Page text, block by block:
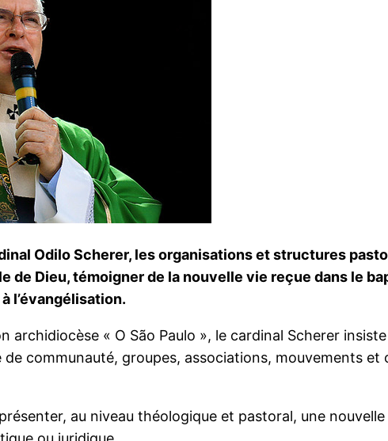
Odilo Scherer, les organisations et structures
de Dieu, témoigner de la nouvelle vie reçue dans le
l’évangélisation.
archidiocèse « O São Paulo », le cardinal Scherer
communauté, groupes, associations, mouvements
au niveau théologique et pastoral, une